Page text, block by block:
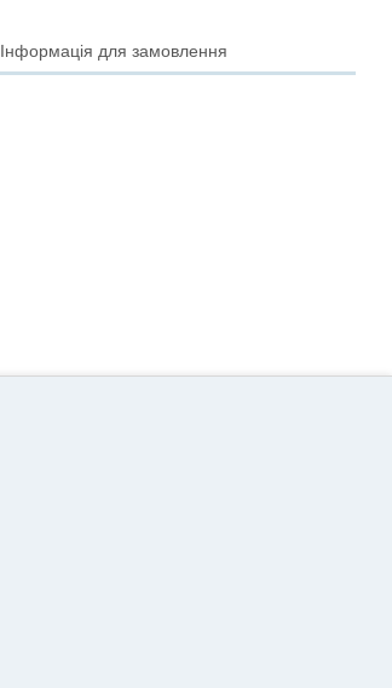
Інформація для замовлення